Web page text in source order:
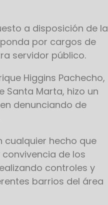
a disposición de la
por cargos de
servidor público.
Higgins Pachecho,
Santa Marta, hizo un
denunciando de
cualquier hecho que
de los
controles y
barrios del área